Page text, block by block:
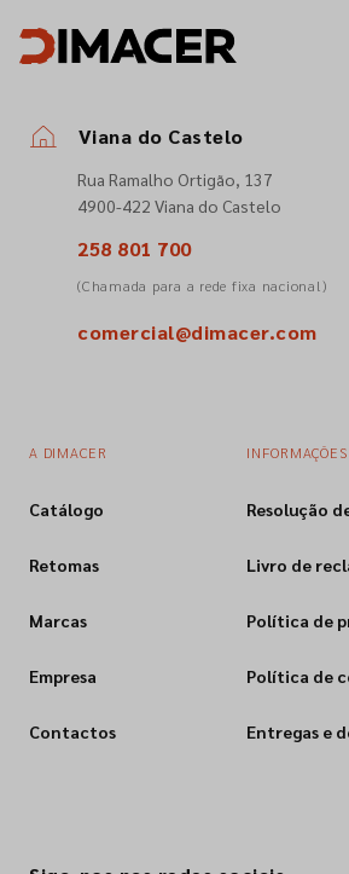
Viana do Castelo
Rua Ramalho Ortigão, 137
4900-422 Viana do Castelo
258 801 700
(Chamada para a rede fixa nacional)
comercial@dimacer.com
A DIMACER
Catálogo
Retomas
Marcas
Empresa
Contactos
Resolução
Livro de
Política de
Política de
Entregas e